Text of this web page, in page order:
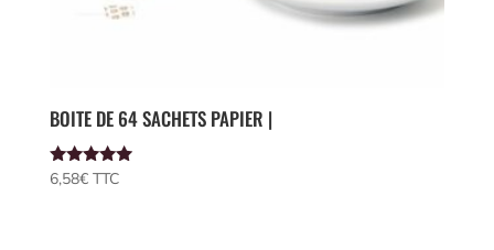
BOITE DE 64 SACHETS PAPIER |
Note
5.00
6,58€ TTC